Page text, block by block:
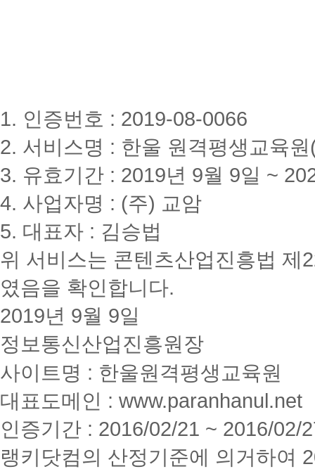
1. 인증번호 : 2019-08-0066
2. 서비스명 : 한울 원격평생교육
3. 유효기간 : 2019년 9월 9일 ~
4. 사업자명 : (주) 교암
5. 대표자 : 김승법
위 서비스는 콘텐츠산업진흥법 제
였음을 확인합니다.
2019년 9월 9일
정보통신산업진흥원장
사이트명 : 한울원격평생교육원
대표도메인 : www.paranhanul.net
인증기간 : 2016/02/21 ~ 2016/02/
랭키닷컴의 산정기준에 의거하여